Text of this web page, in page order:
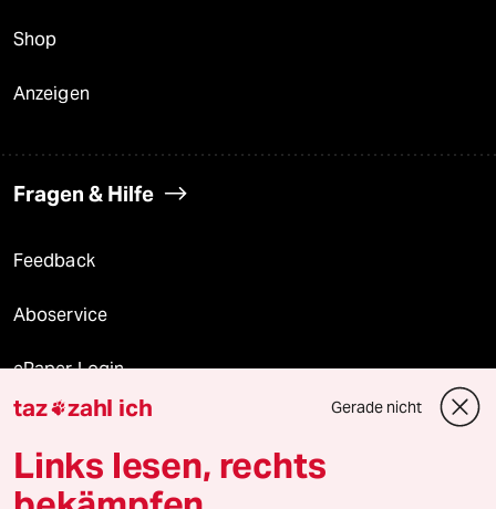
Shop
Anzeigen
Fragen & Hilfe
Feedback
Aboservice
ePaper Login
Downloads für Abonnierende
taz zahl ich Gerade nicht
Links lesen, rechts